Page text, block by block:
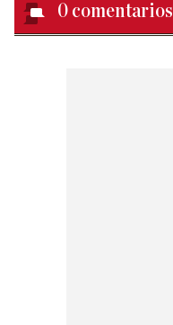
0 comentarios